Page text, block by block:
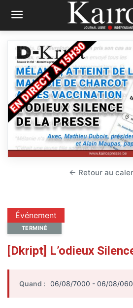
Événement
TERMINÉ
[Dkript] L’odieux
Quand : 06/08/7000 - 06/08/
← Retour au